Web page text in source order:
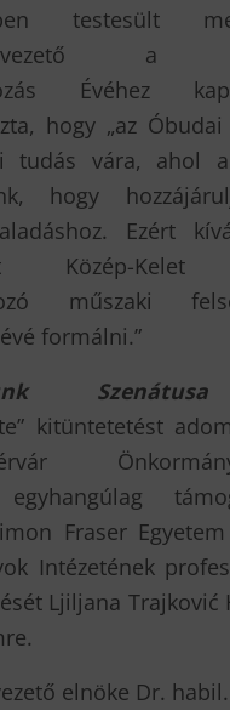
testesült
a
Évéhez
hogy „az Óbudai
tudás vára, ahol
hogy
Ezért
Közép-Kelet
műszaki
formálni.”
kitüntetetést
Fraser
Intézetének
Ljiljana Trajković
elnöke Dr.